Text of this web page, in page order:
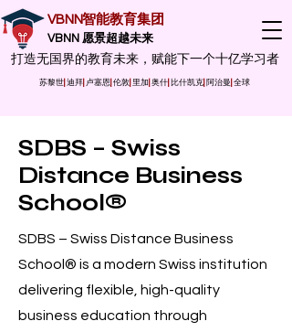
VBNN智能教育集团
VBNN 愿景超越未来
打造无国界的教育未来，赋能下一个十亿学习者
苏黎世 迪拜 卢塞恩 伦敦 里加 奥什 比什凯克 阿治曼 全球
SDBS – Swiss
Distance Business
School®
SDBS – Swiss Distance Business
School® is a modern Swiss institution
delivering flexible, high-quality
business education through